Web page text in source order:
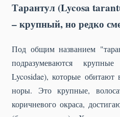
Тарантул (Lycosa
– крупный, но редко
Под общим названием
подразумеваются
Lycosidae), которые
норы. Это крупные,
коричневого окраса,